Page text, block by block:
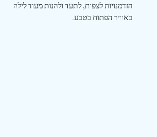
הזדמנויות לצפות, לתעד ולהנות מעוד לילה
באוויר הפתוח בטבע.